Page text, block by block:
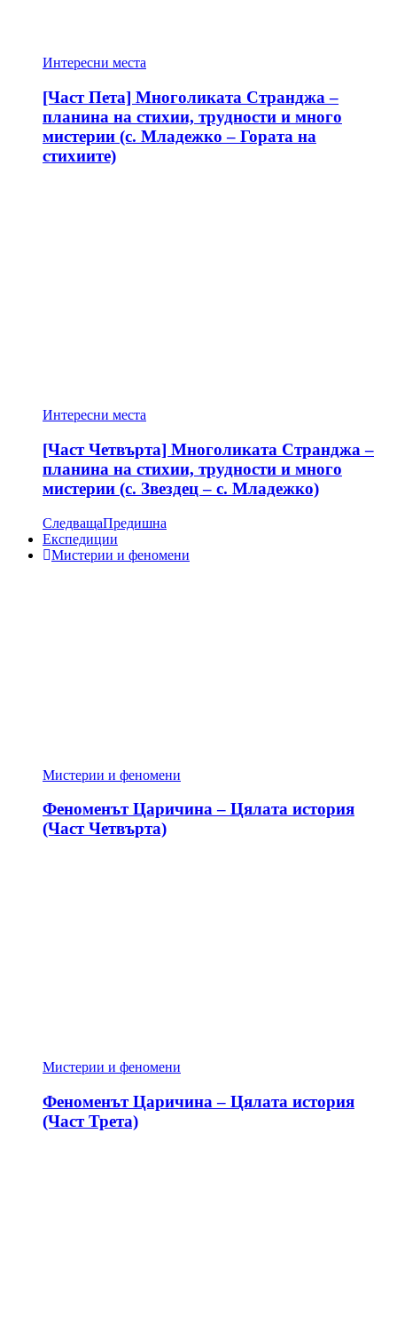
Интересни места
[Част Пета] Многоликата Странджа –
планина на стихии, трудности и много
мистерии (с. Младежко – Гората на
стихиите)
Интересни места
[Част Четвърта] Многоликата Странджа –
планина на стихии, трудности и много
мистерии (с. Звездец – с. Младежко)
СледващаПредишна
Експедиции
Мистерии и феномени
Мистерии и феномени
Феноменът Царичина – Цялата история
(Част Четвърта)
Мистерии и феномени
Феноменът Царичина – Цялата история
(Част Трета)